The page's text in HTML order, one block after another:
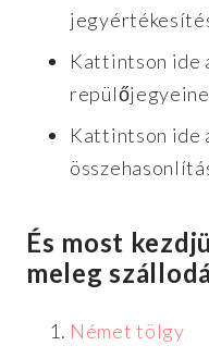
Kattintson ide
Kattintson ide
És most
meleg
Német tölgy